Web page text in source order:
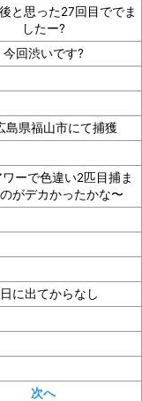
と思った27回目ででま
したー?
今回渋いです?
島県福山市にて捕獲
ワーで色違い2匹目捕ま
がデカかったかな〜
に出てからなし
次へ